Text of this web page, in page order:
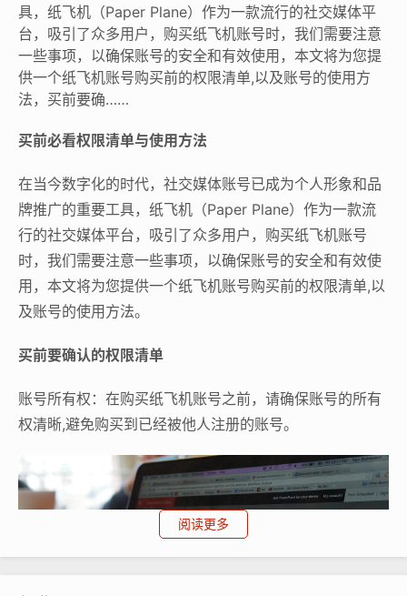
具，纸飞机（Paper Plane）作为一款流行的社交媒体平
台，吸引了众多用户，购买纸飞机账号时，我们需要注意
一些事项，以确保账号的安全和有效使用，本文将为您提
供一个纸飞机账号购买前的权限清单,以及账号的使用方
法，买前要确……
买前必看权限清单与使用方法
在当今数字化的时代，社交媒体账号已成为个人形象和品
牌推广的重要工具，纸飞机（Paper Plane）作为一款流
行的社交媒体平台，吸引了众多用户，购买纸飞机账号
时，我们需要注意一些事项，以确保账号的安全和有效使
用，本文将为您提供一个纸飞机账号购买前的权限清单,以
及账号的使用方法。
买前要确认的权限清单
账号所有权：在购买纸飞机账号之前，请确保账号的所有
权清晰,避免购买到已经被他人注册的账号。
阅读更多